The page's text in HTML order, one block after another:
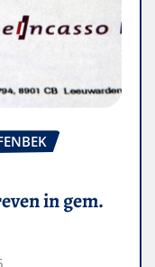
in gem.